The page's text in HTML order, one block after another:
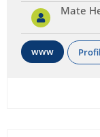
Mate
www Profil